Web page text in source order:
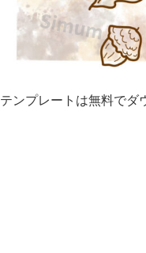
と
な
り、
テンプレートは無料でダ